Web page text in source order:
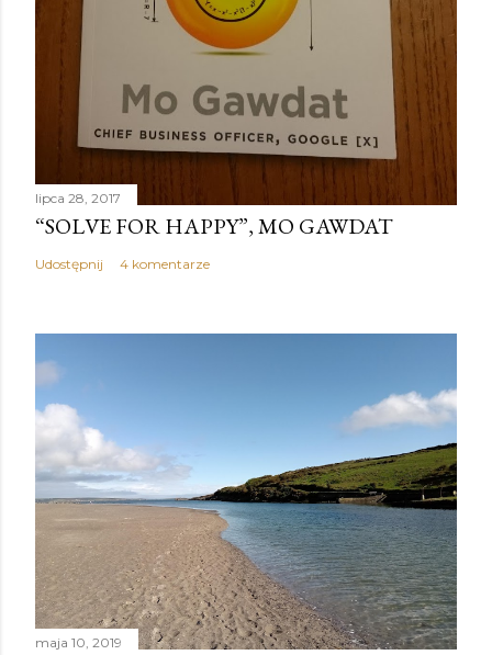
lipca 28, 2017
“SOLVE FOR HAPPY”, MO GAWDAT
Udostępnij 4 komentarze
maja 10, 2019